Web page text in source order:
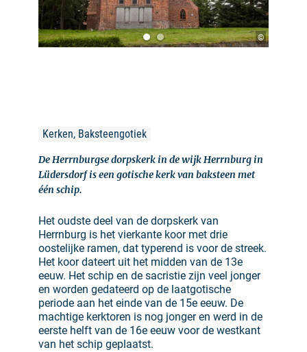
©
Kerken, Baksteengotiek
De Herrnburgse dorpskerk in de wijk Herrnburg in
Lüdersdorf is een gotische kerk van baksteen met
één schip.
Het oudste deel van de dorpskerk van
Herrnburg is het vierkante koor met drie
oostelijke ramen, dat typerend is voor de streek.
Het koor dateert uit het midden van de 13e
eeuw. Het schip en de sacristie zijn veel jonger
en worden gedateerd op de laatgotische
periode aan het einde van de 15e eeuw. De
machtige kerktoren is nog jonger en werd in de
eerste helft van de 16e eeuw voor de westkant
van het schip geplaatst.